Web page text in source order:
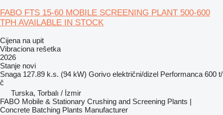
FABO FTS 15-60 MOBILE SCREENING PLANT 500-600
TPH AVAILABLE IN STOCK
Cijena na upit
Vibraciona rešetka
2026
Stanje novi
Snaga 127.89 k.s. (94 kW) Gorivo električni/dizel Performanca 600 t/
č
Turska, Torbalı / İzmir
FABO Mobile & Stationary Crushing and Screening Plants |
Concrete Batching Plants Manufacturer